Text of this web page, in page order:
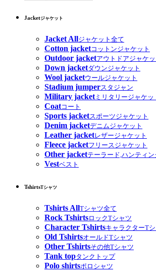
Jacketジャケット
Jacket Allジャケット全て
Cotton jacketコットンジャケット
Outdoor jacketアウトドアジャケッ
Down jacketダウンジャケット
Wool jacketウールジャケット
Stadium jumperスタジャン
Military jacketミリタリージャケッ
Coatコート
Sports jacketスポーツジャケット
Denim jacketデニムジャケット
Leather jacketレザージャケット
Fleece jacketフリースジャケット
Other jacketテーラード,ハンティン
Vestベスト
TshirtsTシャツ
Tshirts AllTシャツ全て
Rock TshirtsロックTシャツ
Character TshirtsキャラクターT
Old TshirtsオールドTシャツ
Other Tshirtsその他Tシャツ
Tank topタンクトップ
Polo shirtsポロシャツ